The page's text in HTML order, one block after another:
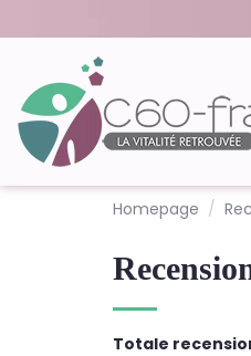
Homepage
Totale